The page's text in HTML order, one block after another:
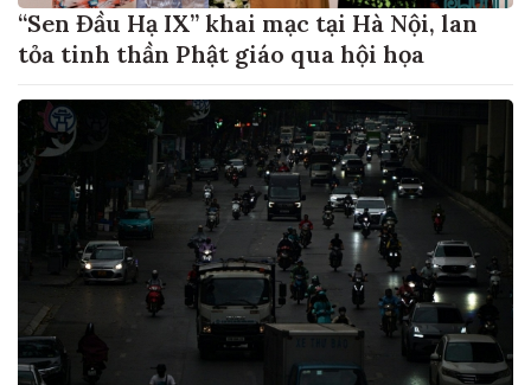
“Sen Đầu Hạ IX” khai mạc tại Hà Nội, lan
tỏa tinh thần Phật giáo qua hội họa